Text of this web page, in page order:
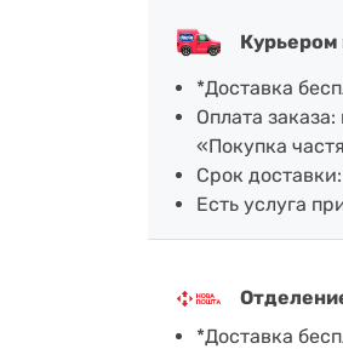
Курьером
*Доставка
Оплата
«Покупка
Срок
Есть услуга
*Доставка